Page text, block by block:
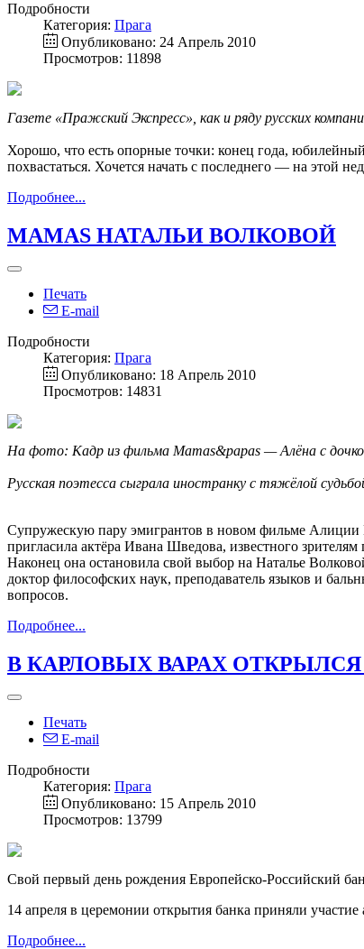
Подробности
Категория: Прага
Опубликовано: 24 Апрель 2010
Просмотров: 11898
Газете «Пражский Экспресс», как и ряду русских
Хорошо, что есть опорные точки: конец года,
похвастаться. Хочется начать с последнего — на этой
Подробнее...
MAMAS НАТАЛЬИ ВОЛКОВОЙ
Печать
E-mail
Подробности
Категория: Прага
Опубликовано: 18 Апрель 2010
Просмотров: 14831
На фото: Кадр из фильма Mamas&papas — Алёна с
Русская поэтесса сыграла иностранку с тяжёлой
Супружескую пару эмигрантов в новом фильме
пригласила актёра Ивана Шведова, известного
Наконец она остановила свой выбор на Наталье
доктор философских наук, преподаватель языков и
вопросов.
Подробнее...
В КАРЛОВЫХ ВАРАХ
Печать
E-mail
Подробности
Категория: Прага
Опубликовано: 15 Апрель 2010
Просмотров: 13799
Свой первый день рождения Европейско-Российский
14 апреля в церемонии открытия банка приняли
Подробнее...